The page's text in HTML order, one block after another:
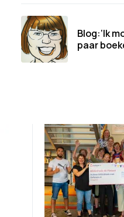
Blog:‘Ik
paar